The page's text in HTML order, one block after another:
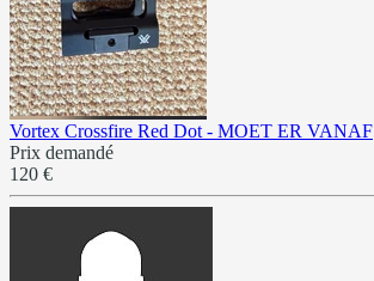
Vortex Crossfire Red Dot - MOET ER VANAF
Prix demandé
120 €